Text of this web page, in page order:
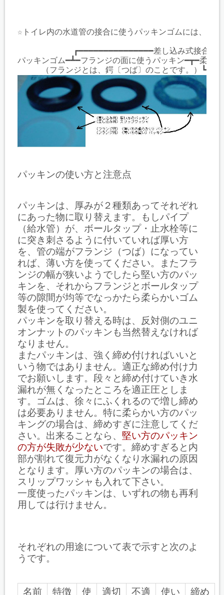
☆トイレ内の水道管の接合に使うパッキンゴムには、次
┏━━━━━━━━━━━━━━━差し込み式接合に使うパ
パッキンゴム━┻━フランジの面に使うパッキン━┳━柔ら
パッキンの使い方と注意点
パッキンは、厚みが２種類あってそれぞれ
にあった物に取り替えます。もしパイプ
（給水管）が、ボールタップ・止水栓等に
に突き刺さるように付いていれば厚い方
を、管の端がフランジ（つば）になってい
れば、薄い方を使ってください。またフラ
ンジの幅が狭いようでしたら堅い方のパッ
キンを、それからフランジとボールタップ
等の隙間が均等でなっかたら柔らかいゴム
製を使ってください。
パッキンを取り替える時は、反対側のユニ
オンナットのパッキンも当然替えなければ
なりません。
またパッキンは、強く締め付ければいいと
いう物ではありません。適正な締め付け力
でお願いします。段々と締め付けていき水
漏れが無くなったところを適正圧としま
す。ゴムは、徐々にふくれるので増し締め
は必要ありません。特に柔らかい方のパッ
キングの場合は、締めすぎに注意してくだ
さい。出来ることなら、 堅い方のパッキン
の方が失敗が少ないです。締めすぎると内
部が割れて復元力がなくなり水漏れの原因
となります。厚い方のパッキンの場合は、
スリップワッシャも入れて下さい。
一度使ったパッキンは、いずれの物も再利
用しては行けません。
それぞれの用途について表で示すと次のよ
うです。
名前 特徴
使
適切
不適
使い
締め